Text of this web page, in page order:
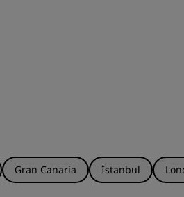
Gran Canaria İstanbul